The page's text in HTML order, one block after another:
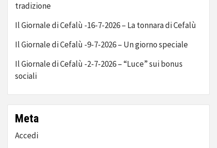
tradizione
Il Giornale di Cefalù -16-7-2026 – La tonnara di Cefalù
Il Giornale di Cefalù -9-7-2026 – Un giorno speciale
Il Giornale di Cefalù -2-7-2026 – “Luce” sui bonus
sociali
Meta
Accedi